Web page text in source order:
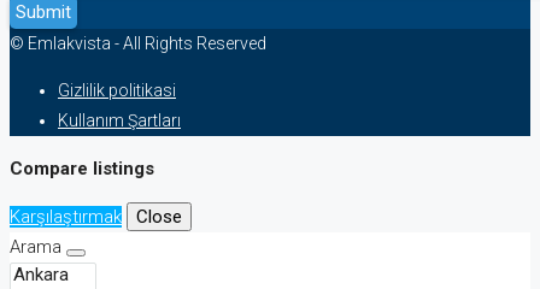
Submit
© Emlakvista - All Rights Reserved
Gizlilik politikasi
Kullanım Şartları
Compare listings
Karşılaştırmak
Close
Arama